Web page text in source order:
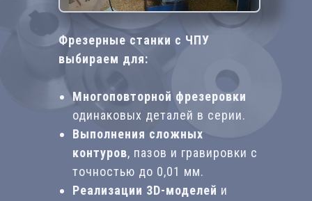
Фрезерные станки с ЧПУ
выбираем для:
Многоповторной фрезеровки
одинаковых деталей в серии.
Выполнения сложных
контуров, пазов и гравировки с
точностью до 0,01 мм.
Реализации 3D-моделей и